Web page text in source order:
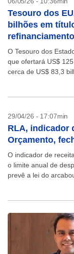
Tesouro dos
bilhões em
refinanciamento
O Tesouro dos
que ofertará US$
cerca de US$ 83,3
29/04/26 - 17:07min
RLA, indicador
Orçamento,
O indicador de
o limite anual de
prevê a lei do